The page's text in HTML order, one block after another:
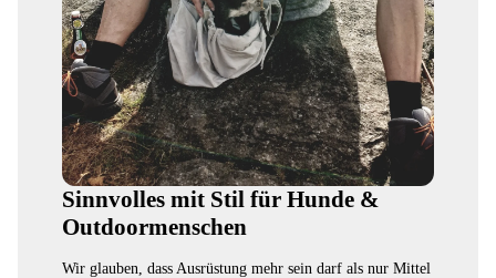
Sinnvolles mit Stil für Hunde &
Outdoormenschen
Wir glauben, dass Ausrüstung mehr sein darf als nur Mittel